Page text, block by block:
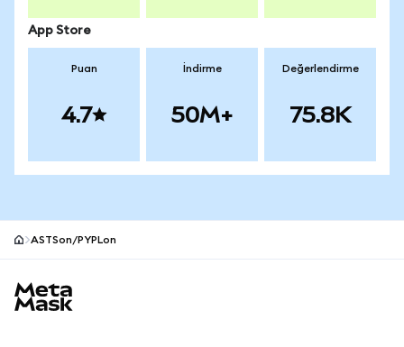
App Store
Puan
4.7
İndirme
50M+
Değerlendirme
75.8K
ASTSon/PYPLon